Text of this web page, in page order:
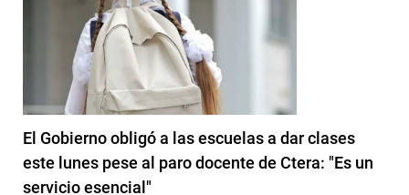
El Gobierno obligó a las escuelas a dar clases
este lunes pese al paro docente de Ctera: "Es un
servicio esencial"